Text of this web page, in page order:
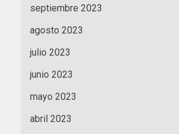
septiembre 2023
agosto 2023
julio 2023
junio 2023
mayo 2023
abril 2023